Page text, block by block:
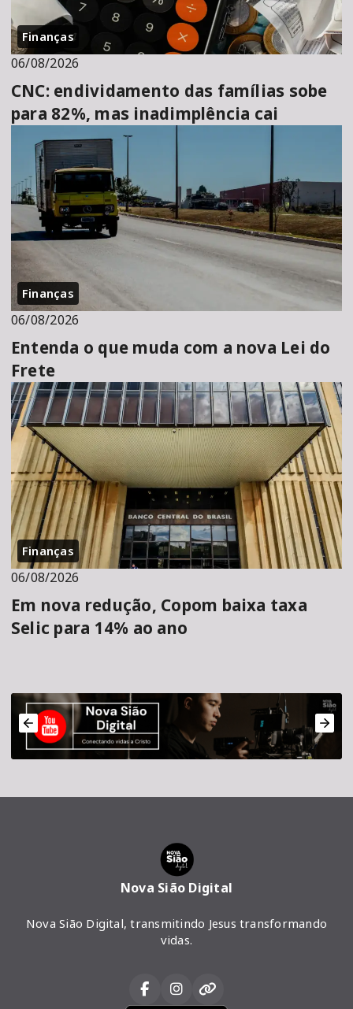
Finanças
06/08/2026
CNC: endividamento das famílias sobe
para 82%, mas inadimplência cai
Finanças
06/08/2026
Entenda o que muda com a nova Lei do
Frete
Finanças
06/08/2026
Em nova redução, Copom baixa taxa
Selic para 14% ao ano
Nova Sião Digital
Nova Sião Digital, transmitindo Jesus transformando
vidas.